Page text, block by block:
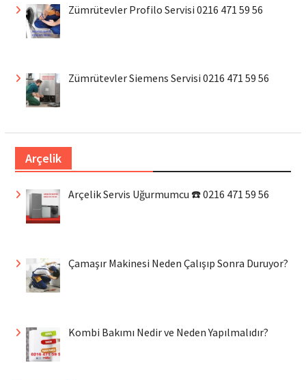
Zümrütevler Profilo Servisi 0216 471 59 56
Zümrütevler Siemens Servisi 0216 471 59 56
Arçelik
Arçelik Servis Uğurmumcu ☎️ 0216 471 59 56
Çamaşır Makinesi Neden Çalışıp Sonra Duruyor?
Kombi Bakımı Nedir ve Neden Yapılmalıdır?